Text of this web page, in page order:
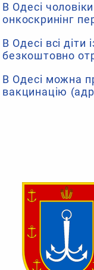
В Одесі
онкоскринінг
В Одесі всі діти
безкоштовно
В Одесі можна
вакцинацію